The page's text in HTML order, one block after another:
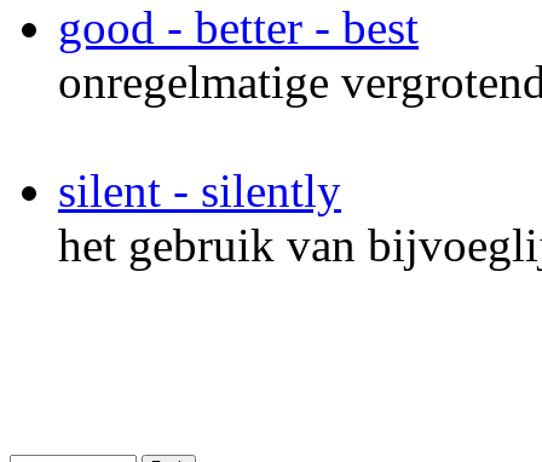
good - better - best
onregelmatige
silent - silently
het gebruik van